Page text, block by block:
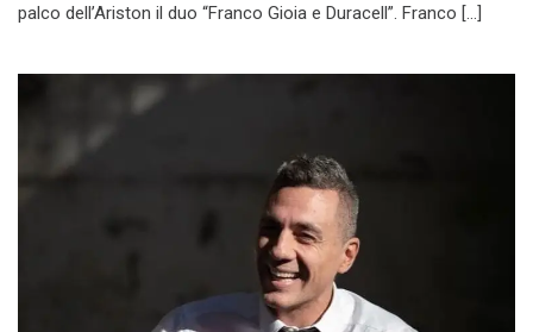
palco dell’Ariston il duo “Franco Gioia e Duracell”. Franco […]